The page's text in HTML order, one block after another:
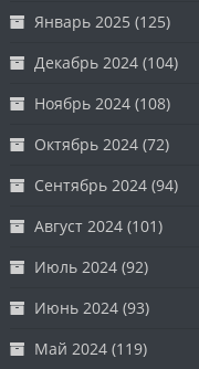
Январь 2025 (125)
Декабрь 2024 (104)
Ноябрь 2024 (108)
Октябрь 2024 (72)
Сентябрь 2024 (94)
Август 2024 (101)
Июль 2024 (92)
Июнь 2024 (93)
Май 2024 (119)